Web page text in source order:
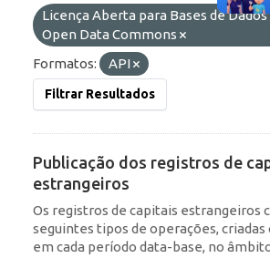
Licença Aberta para Bases de Dados
Open Data Commons
Formatos:
API
Filtrar Resultados
Publicação dos registros de
estrangeiros
Os registros de capitais estrangeiros
seguintes tipos de operações, criadas
em cada período data-base, no